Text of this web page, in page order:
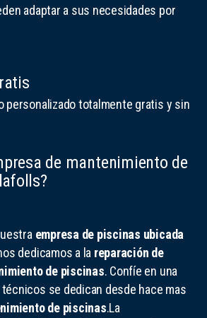
adaptar a sus necesidades por
personalizado totalmente gratis y sin
de mantenimiento de
empresa de piscinas ubicada
dedicamos a la reparación de
de piscinas. Confíe en una
se dedican desde hace mas
de piscinas.La